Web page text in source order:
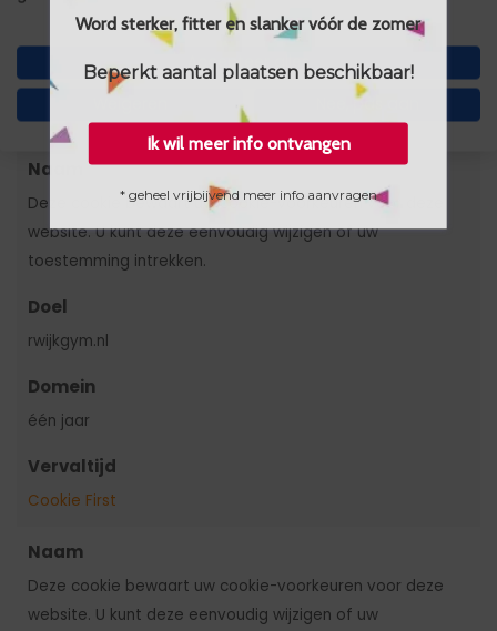
Domein
7 dagen
Naam
Deze cookie bewaart uw cookie-voorkeuren voor deze
website. U kunt deze eenvoudig wijzigen of uw
toestemming intrekken.
Doel
rwijkgym.nl
Domein
één jaar
Vervaltijd
Cookie First
Naam
Deze cookie bewaart uw cookie-voorkeuren voor deze
website. U kunt deze eenvoudig wijzigen of uw
Word sterker, fitter en slanker vóór de zomer
Beperkt aantal plaatsen beschikbaar!
Ik wil meer info ontvangen
* geheel vrijbijvend meer info aanvragen
Accepteer alles
Nee, pas aan